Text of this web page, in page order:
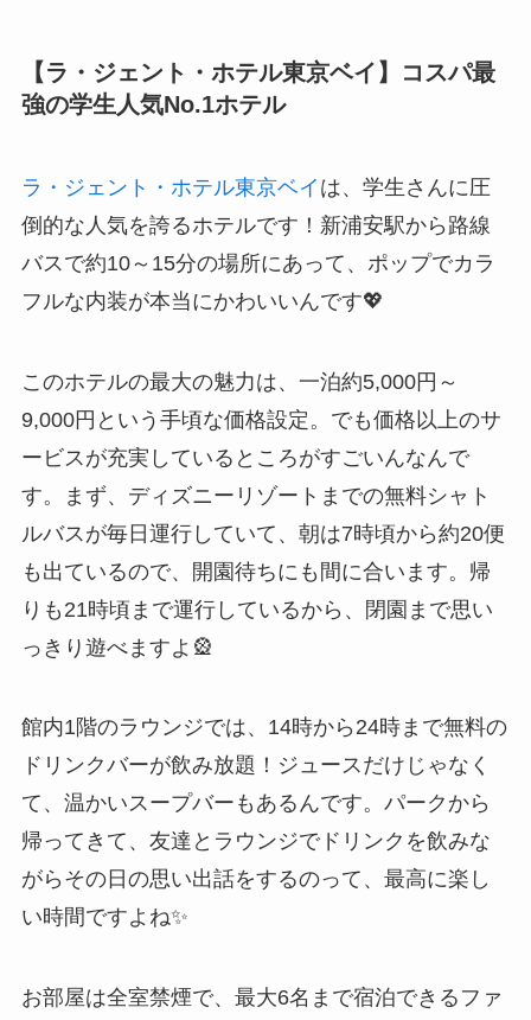
【ラ・ジェント・ホテル東京ベイ】コスパ最
強の学生人気No.1ホテル
ラ・ジェント・ホテル東京ベイ は、学生さんに圧
倒的な人気を誇るホテルです！新浦安駅から路線
バスで約10～15分の場所にあって、ポップでカラ
フルな内装が本当にかわいいんです💖
このホテルの最大の魅力は、一泊約5,000円～
9,000円という手頃な価格設定。でも価格以上のサ
ービスが充実しているところがすごいんなんで
す。まず、ディズニーリゾートまでの無料シャト
ルバスが毎日運行していて、朝は7時頃から約20便
も出ているので、開園待ちにも間に合います。帰
りも21時頃まで運行しているから、閉園まで思い
っきり遊べますよ🎡
館内1階のラウンジでは、14時から24時まで無料の
ドリンクバーが飲み放題！ジュースだけじゃなく
て、温かいスープバーもあるんです。パークから
帰ってきて、友達とラウンジでドリンクを飲みな
がらその日の思い出話をするのって、最高に楽し
い時間ですよね✨
お部屋は全室禁煙で、最大6名まで宿泊できるファ